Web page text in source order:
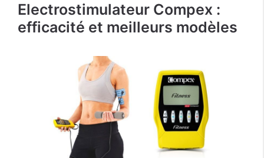
Electrostimulateur Compex :
efficacité et meilleurs modèles